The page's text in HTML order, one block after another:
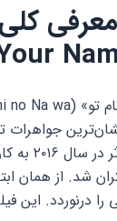
کلی
جواهرات
ژاپن است. این
شد. از همان
را درنوردد. این